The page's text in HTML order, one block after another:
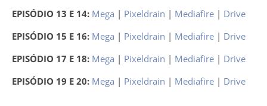
EPISÓDIO 13 E 14: Mega | Pixeldrain | Mediafire | Drive
EPISÓDIO 15 E 16: Mega | Pixeldrain | Mediafire | Drive
EPISÓDIO 17 E 18: Mega | Pixeldrain | Mediafire | Drive
EPISÓDIO 19 E 20: Mega | Pixeldrain | Mediafire | Drive